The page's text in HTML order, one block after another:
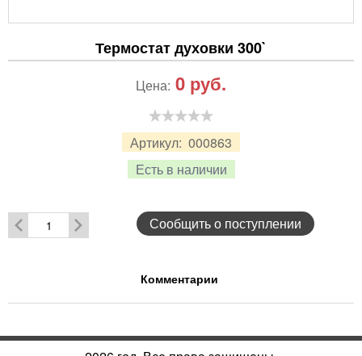
Термостат духовки 300`
Артикул: 000863
Есть в наличии
Цена: 0 руб.
Сообщить о поступлении
Комментарии